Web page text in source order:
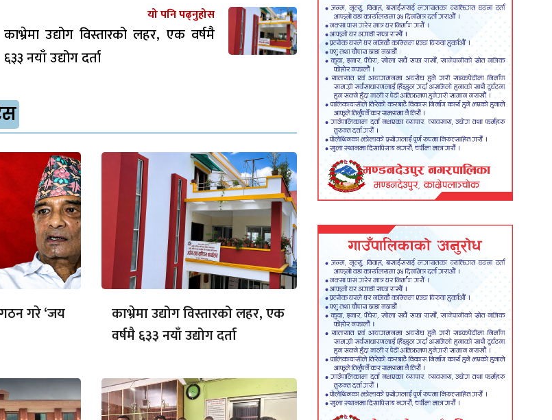
यो पनि पढ्नुहोस
काभ्रेमा उद्योग विस्तारको लहर, एक वर्षमै
६३३ नयाँ उद्योग दर्ता
गरे ‘जय
काभ्रेमा उद्योग विस्तारको लहर, एक
वर्षमै ६३३ नयाँ उद्योग दर्ता